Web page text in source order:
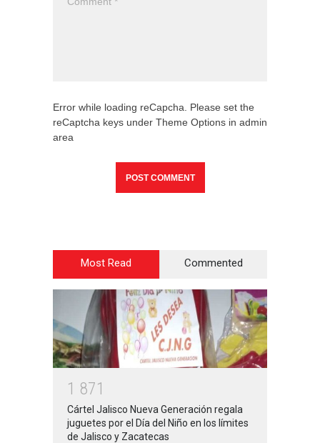
Error while loading reCapcha. Please set the
reCaptcha keys under Theme Options in admin
area
Most Read Commented
1 871
Cártel Jalisco Nueva Generación regala
juguetes por el Día del Niño en los límites
de Jalisco y Zacatecas